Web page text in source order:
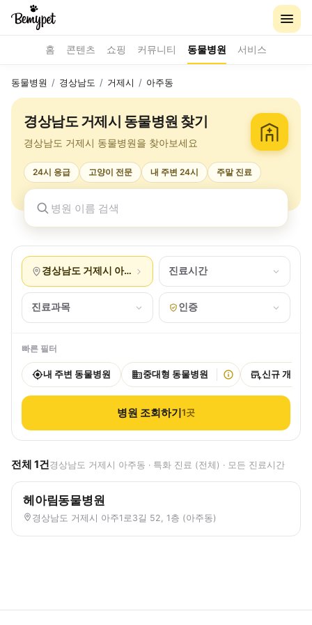
홈 콘텐츠 쇼핑 커뮤니티 동물병원 서비스
동물병원 / 경상남도 / 거제시 / 아주동
경상남도 거제시 동물병원 찾기
경상남도 거제시 동물병원을 찾아보세요
24시 응급 고양이 전문 내 주변 24시 주말 진료
경상남도 거제시 아주동 진료시간
진료과목 인증
빠른 필터
내 주변 동물병원 중대형 동물병원 신규 개원
병원 조회하기1곳
전체 1건경상남도 거제시 아주동 · 특화 진료 (전체) · 모든 진료시간
헤아림동물병원
경상남도 거제시 아주1로3길 52, 1층 (아주동)